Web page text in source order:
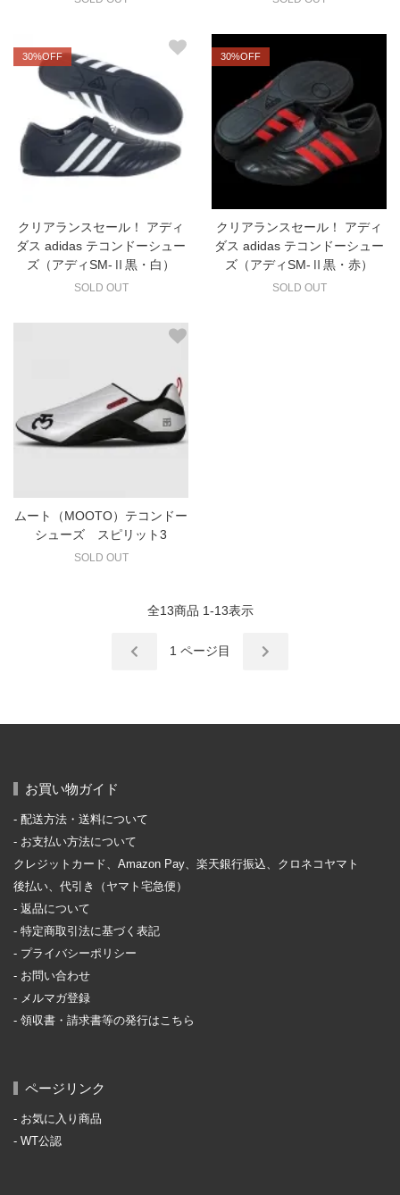
30%OFF
クリアランスセール！ アディ
ダス adidas テコンドーシュー
ズ（アディSM-Ⅱ黒・白）
SOLD OUT
30%OFF
クリアランスセール！ アディ
ダス adidas テコンドーシュー
ズ（アディSM-Ⅱ黒・赤）
SOLD OUT
ムート（MOOTO）テコンドー
シューズ スピリット3
SOLD OUT
全13商品 1-13表示
1 ページ目
お買い物ガイド
配送方法・送料について
お支払い方法について
クレジットカード、Amazon Pay、楽天銀行振込、クロネコヤマト
後払い、代引き（ヤマト宅急便）
返品について
特定商取引法に基づく表記
プライバシーポリシー
お問い合わせ
メルマガ登録
領収書・請求書等の発行はこちら
ページリンク
お気に入り商品
WT公認